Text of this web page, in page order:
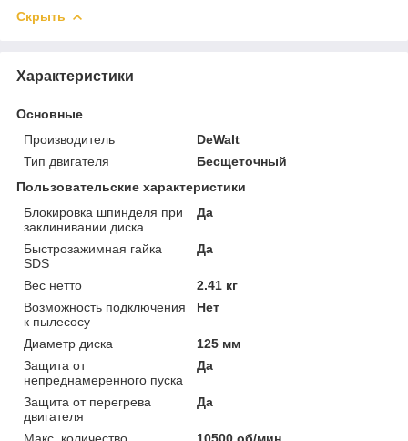
Скрыть
Характеристики
Основные
Производитель
DeWalt
Тип двигателя
Бесщеточный
Пользовательские характеристики
Блокировка шпинделя при
заклинивании диска
Да
Быстрозажимная гайка
SDS
Да
Вес нетто
2.41 кг
Возможность подключения
к пылесосу
Нет
Диаметр диска
125 мм
Защита от
непреднамеренного пуска
Да
Защита от перегрева
двигателя
Да
Макс. количество
10500 об/мин